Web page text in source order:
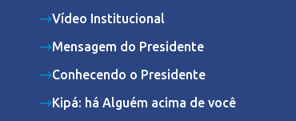
Vídeo Institucional
Mensagem do Presidente
Conhecendo o Presidente
Kipá: há Alguém acima de você